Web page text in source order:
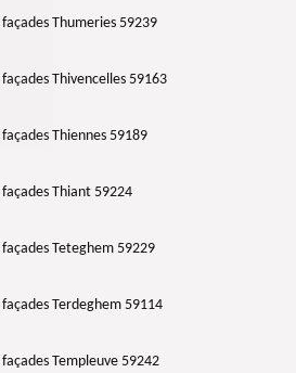
Thumeries 59239
Thivencelles 59163
Thiennes 59189
Thiant 59224
Teteghem 59229
Terdeghem 59114
Templeuve 59242